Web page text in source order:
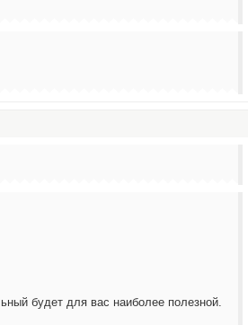
будет для вас наиболее полезной.